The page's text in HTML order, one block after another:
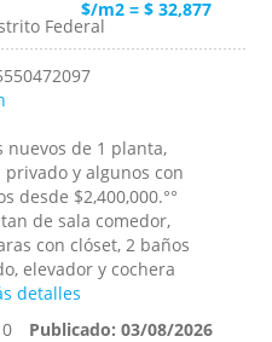
$/m2 = $ 32,877
Federal
nuevos de 1 planta,
y algunos con
desde $2,400,000.°°
de sala comedor,
con clóset, 2 baños
elevador y cochera
detalles
0 Publicado: 03/08/2026